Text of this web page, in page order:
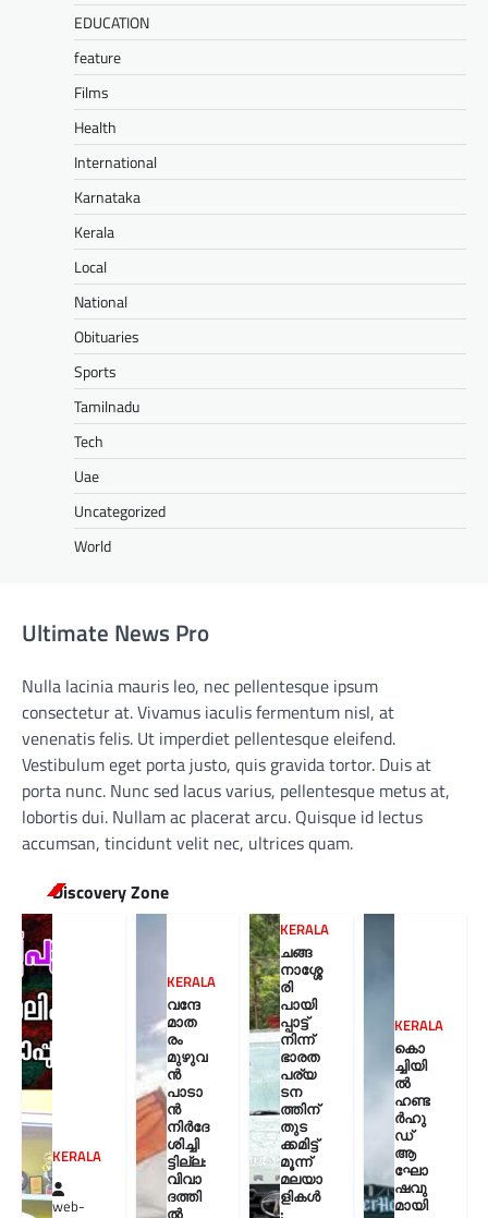
EDUCATION
feature
Films
Health
International
Karnataka
Kerala
Local
National
Obituaries
Sports
Tamilnadu
Tech
Uae
Uncategorized
World
Ultimate News Pro
Nulla lacinia mauris leo, nec pellentesque ipsum
consectetur at. Vivamus iaculis fermentum nisl, at
venenatis felis. Ut imperdiet pellentesque eleifend.
Vestibulum eget porta justo, quis gravida tortor. Duis at
porta nunc. Nunc sed lacus varius, pellentesque metus at,
lobortis dui. Nullam ac placerat arcu. Quisque id lectus
accumsan, tincidunt velit nec, ultrices quam.
Discovery Zone
KERALA
web-
KERALA
വന്ദേ
മാത
രം
മുഴുവ
ൻ
പാടാ
ൻ
നിർദേ
ശിച്ചി
ട്ടില്ല:
വിവാ
ദത്തി
ൽ
KERALA
ചങ്ങ
നാശ്ശേ
രി
പായി
പ്പാട്ട്
നിന്ന്
ഭാരത
പര്യ
ടന
ത്തിന്
തുട
ക്കമിട്ട്
മൂന്ന്
മലയാ
ളികൾ
;
KERALA
കൊ
ച്ചിയി
ൽ
ഹണ്ട
ർഹു
ഡ്
ആ
ഘോ
ഷവു
മായി